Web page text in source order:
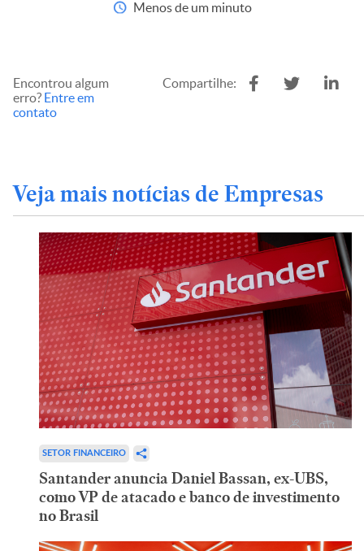
Menos de um minuto
Encontrou algum
erro? Entre em
contato
Compartilhe:
Veja mais notícias de Empresas
SETOR FINANCEIRO
Santander anuncia Daniel Bassan, ex-UBS,
como VP de atacado e banco de investimento
no Brasil